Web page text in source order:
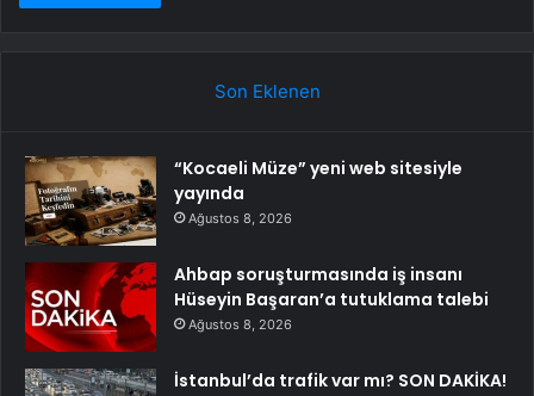
Son Eklenen
“Kocaeli Müze” yeni web sitesiyle
yayında
Ağustos 8, 2026
Ahbap soruşturmasında iş insanı
Hüseyin Başaran’a tutuklama talebi
Ağustos 8, 2026
İstanbul’da trafik var mı? SON DAKİKA!